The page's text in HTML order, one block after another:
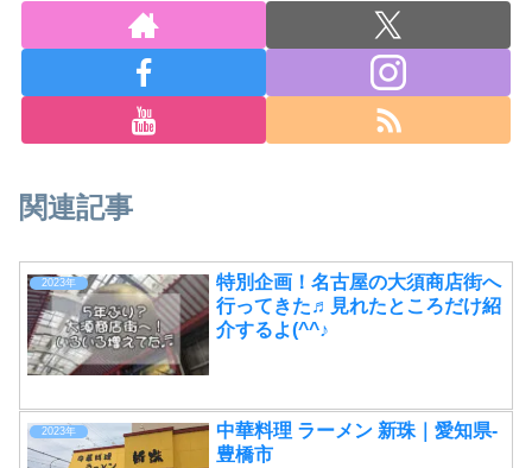
関連記事
2023年
特別企画！名古屋の大須商店街へ
行ってきた♬見れたところだけ紹
介するよ(^^♪
2023年
中華料理 ラーメン 新珠｜愛知県-
豊橋市